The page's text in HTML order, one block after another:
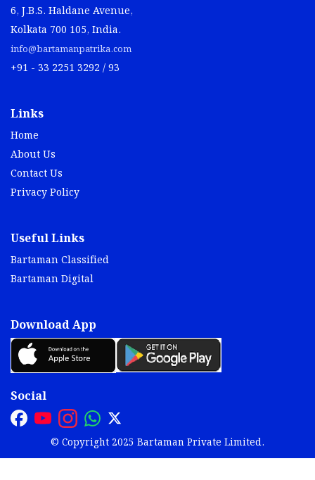
6, J.B.S. Haldane Avenue,
Kolkata 700 105, India.
info@bartamanpatrika.com
+91 - 33 2251 3292 / 93
Links
Home
About Us
Contact Us
Privacy Policy
Useful Links
Bartaman Classified
Bartaman Digital
Download App
Social
© Copyright 2025 Bartaman Private Limited.